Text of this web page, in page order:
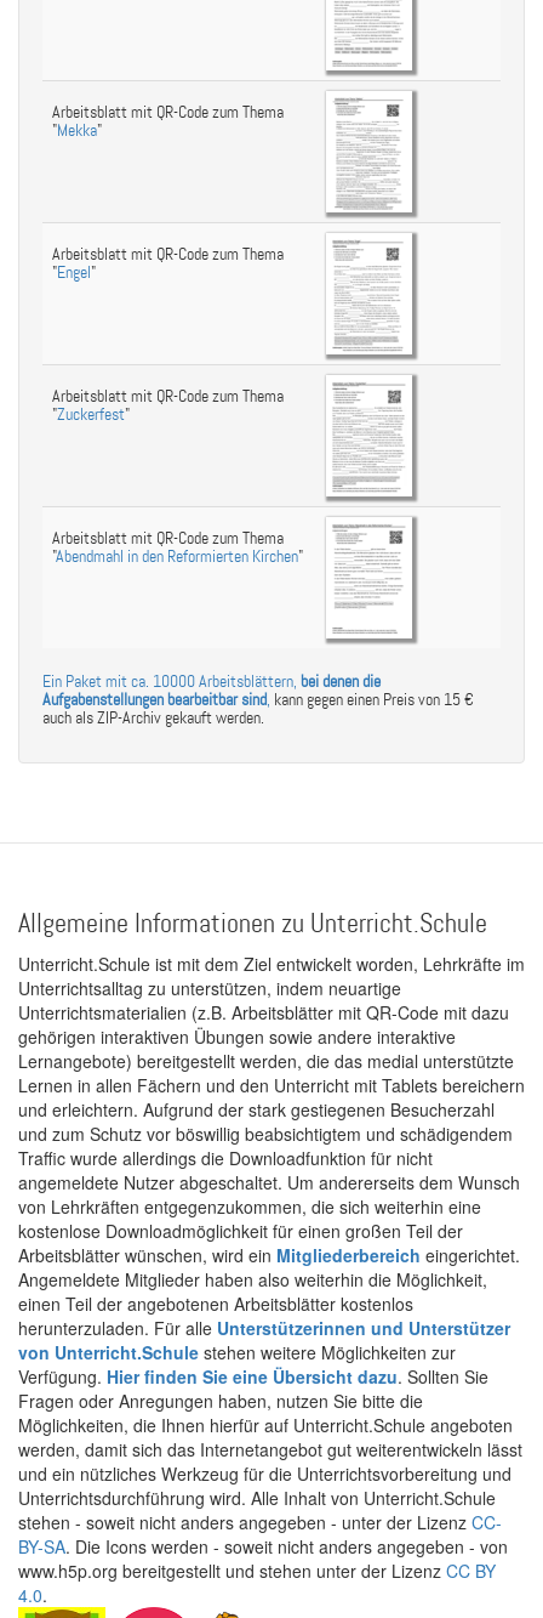
Arbeitsblatt mit QR-Code zum Thema
"Mekka"
Arbeitsblatt mit QR-Code zum Thema
"Engel"
Arbeitsblatt mit QR-Code zum Thema
"Zuckerfest"
Arbeitsblatt mit QR-Code zum Thema
"Abendmahl in den Reformierten Kirchen"
Ein Paket mit ca. 10000 Arbeitsblättern, bei denen die
Aufgabenstellungen bearbeitbar sind, kann gegen einen Preis von 15 €
auch als ZIP-Archiv gekauft werden.
Allgemeine Informationen zu Unterricht.Schule
Unterricht.Schule ist mit dem Ziel entwickelt worden, Lehrkräfte im
Unterrichtsalltag zu unterstützen, indem neuartige
Unterrichtsmaterialien (z.B. Arbeitsblätter mit QR-Code mit dazu
gehörigen interaktiven Übungen sowie andere interaktive
Lernangebote) bereitgestellt werden, die das medial unterstützte
Lernen in allen Fächern und den Unterricht mit Tablets bereichern
und erleichtern. Aufgrund der stark gestiegenen Besucherzahl
und zum Schutz vor böswillig beabsichtigtem und schädigendem
Traffic wurde allerdings die Downloadfunktion für nicht
angemeldete Nutzer abgeschaltet. Um andererseits dem Wunsch
von Lehrkräften entgegenzukommen, die sich weiterhin eine
kostenlose Downloadmöglichkeit für einen großen Teil der
Arbeitsblätter wünschen, wird ein Mitgliederbereich eingerichtet.
Angemeldete Mitglieder haben also weiterhin die Möglichkeit,
einen Teil der angebotenen Arbeitsblätter kostenlos
herunterzuladen. Für alle Unterstützerinnen und Unterstützer
von Unterricht.Schule stehen weitere Möglichkeiten zur
Verfügung. Hier finden Sie eine Übersicht dazu. Sollten Sie
Fragen oder Anregungen haben, nutzen Sie bitte die
Möglichkeiten, die Ihnen hierfür auf Unterricht.Schule angeboten
werden, damit sich das Internetangebot gut weiterentwickeln lässt
und ein nützliches Werkzeug für die Unterrichtsvorbereitung und
Unterrichtsdurchführung wird. Alle Inhalt von Unterricht.Schule
stehen - soweit nicht anders angegeben - unter der Lizenz CC-
BY-SA. Die Icons werden - soweit nicht anders angegeben - von
www.h5p.org bereitgestellt und stehen unter der Lizenz CC BY
4.0.